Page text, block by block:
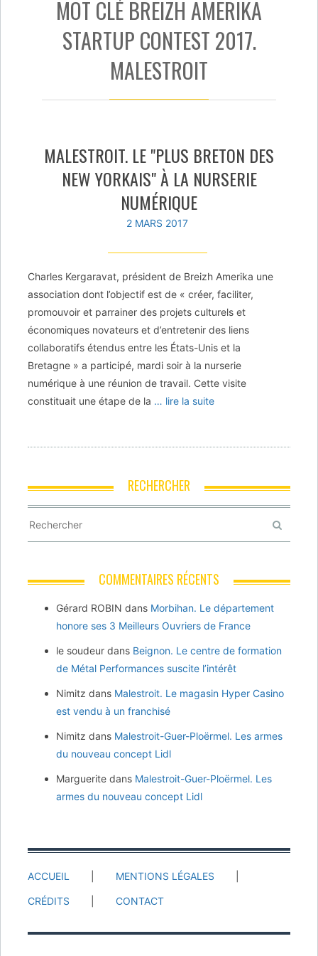
MOT CLÉ BREIZH AMERIKA
STARTUP CONTEST 2017.
MALESTROIT
MALESTROIT. LE "PLUS BRETON DES
NEW YORKAIS" À LA NURSERIE
NUMÉRIQUE
2 MARS 2017
Charles Kergaravat, président de Breizh Amerika une
association dont l’objectif est de « créer, faciliter,
promouvoir et parrainer des projets culturels et
économiques novateurs et d’entretenir des liens
collaboratifs étendus entre les États-Unis et la
Bretagne » a participé, mardi soir à la nurserie
numérique à une réunion de travail. Cette visite
constituait une étape de la … lire la suite
RECHERCHER
COMMENTAIRES RÉCENTS
Gérard ROBIN dans Morbihan. Le département
honore ses 3 Meilleurs Ouvriers de France
le soudeur dans Beignon. Le centre de formation
de Métal Performances suscite l’intérêt
Nimitz dans Malestroit. Le magasin Hyper Casino
est vendu à un franchisé
Nimitz dans Malestroit-Guer-Ploërmel. Les armes
du nouveau concept Lidl
Marguerite dans Malestroit-Guer-Ploërmel. Les
armes du nouveau concept Lidl
ACCUEIL MENTIONS LÉGALES
CRÉDITS CONTACT